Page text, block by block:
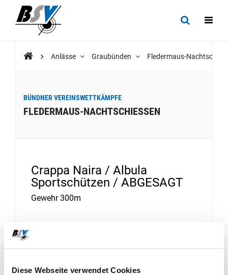
Diese Webseite verwendet Cookies
Anlässe Graubünden Fledermaus-
BÜNDNER VEREINSWETTKÄMPFE
FLEDERMAUS-NACHTSCHIESSEN
Crappa Naira / Albula
Sportschützen / ABGESAGT
Gewehr 300m
09. Oktober - 10. Oktober